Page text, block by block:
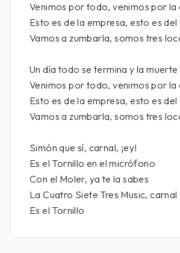
Venimos por todo, venimos por la
Esto es de la empresa, esto es
Vamos a zumbarla, somos tres
Un día todo se termina y la
Venimos por todo, venimos por la
Esto es de la empresa, esto es
Vamos a zumbarla, somos tres
Simón que sí, carnal, ¡ey!
Es el Tornillo en el micrófono
Con el Moler, ya te la sabes
La Cuatro Siete Tres Music, carnal
Es el Tornillo